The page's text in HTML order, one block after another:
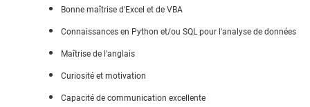
Bonne maîtrise d'Excel et de VBA
Connaissances en Python et/ou SQL pour l'analyse de données
Maîtrise de l'anglais
Curiosité et motivation
Capacité de communication excellente